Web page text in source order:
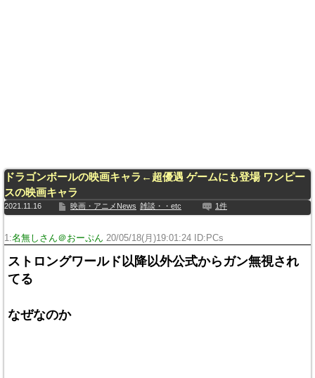
ドラゴンボールの映画キャラ←超優遇 ゲームにも登場 ワンピー
スの映画キャラ
2021.11.16 映画・アニメNews 雑談・・etc 1件
1:名無しさん＠おーぷん 20/05/18(月)19:01:24 ID:PCs
ストロングワールド以降以外公式からガン無視され
てる
なぜなのか